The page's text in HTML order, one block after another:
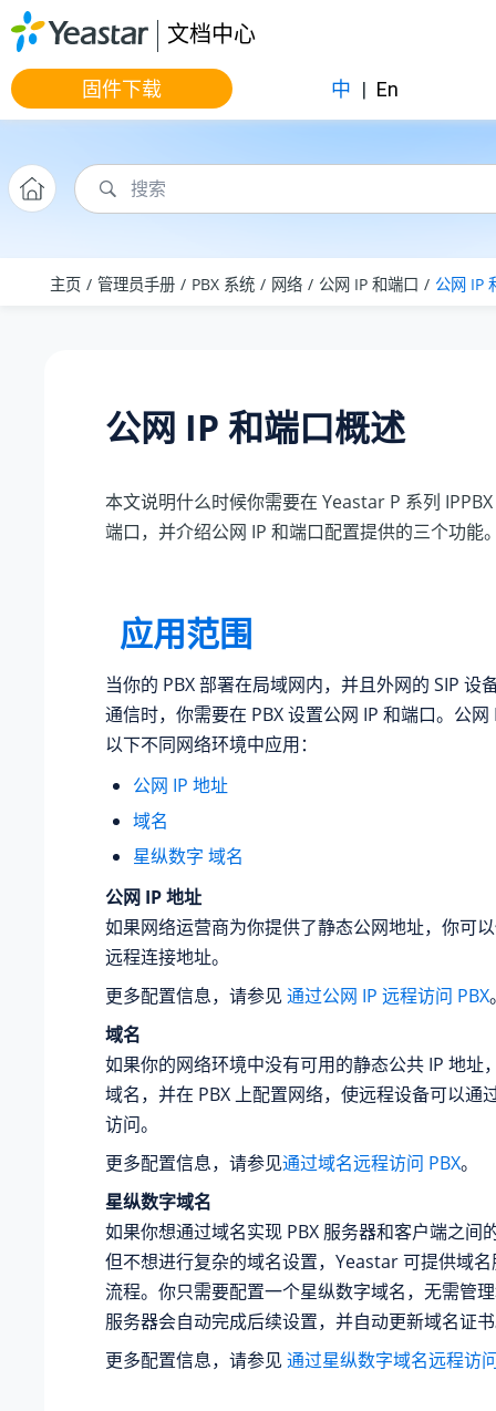
跳转到主要内容
文档中心
固件下载 中 | En
主页 管理员手册 PBX 系统 网络 公网 IP 和端口 公网 IP
公网 IP 和端口概述
本文说明什么时候你需要在 Yeastar P 系列 IPPBX
端口，并介绍公网 IP 和端口配置提供的三个功能
应用范围
当你的 PBX 部署在局域网内，并且外网的 SIP 设
通信时，你需要在 PBX 设置公网 IP 和端口。公
以下不同网络环境中应用：
公网 IP 地址
域名
星纵数字 域名
公网 IP 地址
如果网络运营商为你提供了静态公网地址，你可
远程连接地址。
更多配置信息，请参见 通过公网 IP 远程访问 PBX
域名
如果你的网络环境中没有可用的静态公共 IP 地址
域名，并在 PBX 上配置网络，使远程设备可以通
访问。
更多配置信息，请参见通过域名远程访问 PBX。
星纵数字域名
如果你想通过域名实现 PBX 服务器和客户端之间
但不想进行复杂的域名设置， Yeastar 可提供域
流程。你只需要配置一个星纵数字域名，无需管
服务器会自动完成后续设置，并自动更新域名证
更多配置信息，请参见 通过星纵数字域名远程访